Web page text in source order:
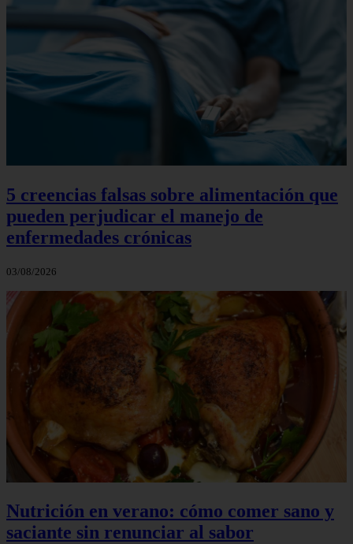
5 creencias falsas sobre alimentación que
pueden perjudicar el manejo de
enfermedades crónicas
03/08/2026
Nutrición en verano: cómo comer sano y
saciante sin renunciar al sabor